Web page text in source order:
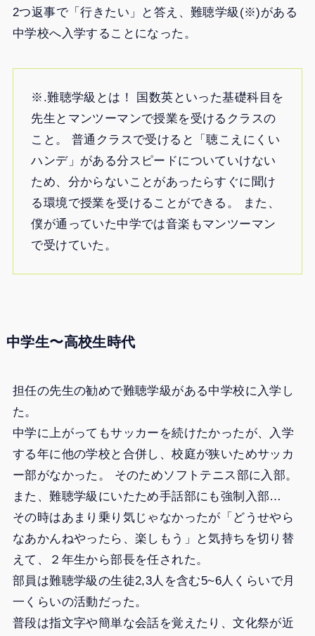
2つ返事で「行きたい」と答え、難聴学級(※)がある
中学校へ入学することになった。
※.難聴学級とは！ 国数英といった基礎科目を
先生とマンツーマンで授業を受けるクラスの
こと。 普通クラスで受けると「聴こえにくい
ハンデ」がある分スピードについていけない
ため、分からないことがあったらすぐに聞け
る環境で授業を受けることができる。 また、
僕が通っていた中学では音楽もマンツーマン
で受けていた。
中学生〜高校生時代
担任の先生の勧めで難聴学級がある中学校に入学し
た。
中学に上がってもサッカーを続けたかったが、入学
する年に他の学校と合併し、校庭が狭いためサッカ
ー部がなかった。 そのためソフトテニス部に入部。
また、難聴学級にいたため手話部にも強制入部…
その時はあまり乗り気じゃなかったが「どうせやら
なあかんねやったら、楽しもう」と気持ちを切り替
えて、２年生から部長を任された。
部員は難聴学級の生徒2,3人を含む5~6人くらいで月
一くらいの活動だった。
普段は指文字や簡単な会話を覚えたり、文化祭が近